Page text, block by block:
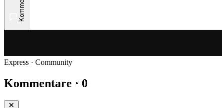
Express · Community
Kommentare · 0